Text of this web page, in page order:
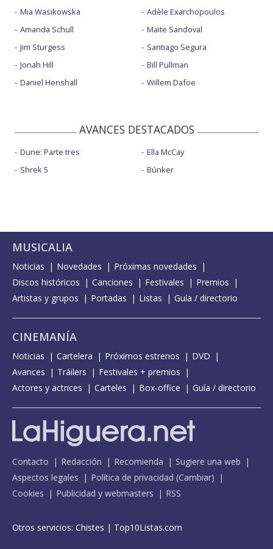
Mia Wasikowska
Amanda Schull
Jim Sturgess
Jonah Hill
Daniel Henshall
Adèle Exarchopoulos
Maite Sandoval
Santiago Segura
Bill Pullman
Willem Dafoe
AVANCES DESTACADOS
Dune: Parte tres
Shrek 5
Ella McCay
Búnker
MUSICALIA
Noticias Novedades
Próximas novedades
Discos históricos
Canciones Festivales
Premios
Artistas y grupos
Portadas Listas Guía / directorio
CINEMANÍA
Noticias Cartelera Próximos estrenos
DVD
Avances
Tráilers
Festivales + premios
Actores y actrices
Carteles Box-office Guía / directorio
Contacto Redacción Recomienda
Sugiere una web
Aspectos legales
Política de privacidad (Cambiar)
Cookies
Publicidad y webmasters RSS
Otros servicios: Chistes | Top10Listas.com